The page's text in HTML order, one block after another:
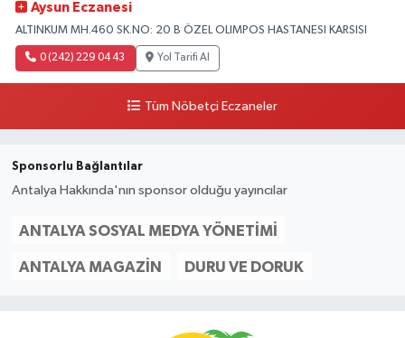
Aysun Eczanesi
ALTINKUM MH.460 SK.NO: 20 B ÖZEL OLIMPOS HASTANESI KARSISI
0 (242) 229 04 43 Yol Tarifi Al
Tüm Nöbetçi Eczaneler
Sponsorlu Bağlantılar
Antalya Hakkında'nın sponsor olduğu yayıncılar
ANTALYA SOSYAL MEDYA YÖNETIMI
ANTALYA MAGAZIN DURU VE DORUK